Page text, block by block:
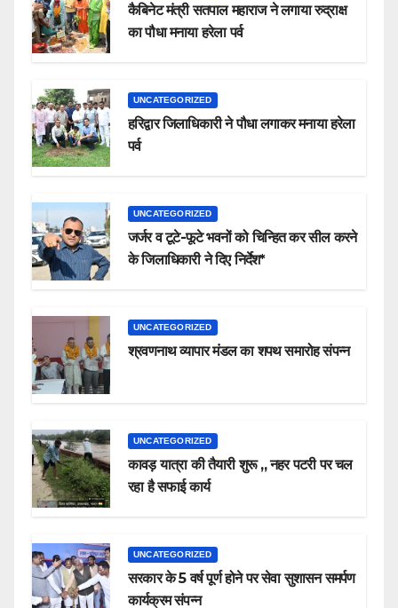
कैबिनेट मंत्री सतपाल महाराज ने लगाया रुद्राक्ष
का पौधा मनाया हरेला पर्व
UNCATEGORIZED
हरिद्वार जिलाधिकारी ने पौधा लगाकर मनाया हरेला
पर्व
UNCATEGORIZED
जर्जर व टूटे-फूटे भवनों को चिन्हित कर सील करने
के जिलाधिकारी ने दिए निर्देश*
UNCATEGORIZED
श्रवणनाथ व्यापार मंडल का शपथ समारोह संपन्न
UNCATEGORIZED
कावड़ यात्रा की तैयारी शुरू ,, नहर पटरी पर चल
रहा है सफाई कार्य
UNCATEGORIZED
सरकार के 5 वर्ष पूर्ण होने पर सेवा सुशासन समर्पण
कार्यक्रम संपन्न